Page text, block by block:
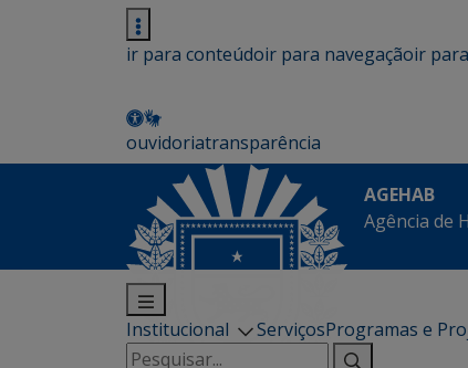
ir para conteúdoir para navegaçãoir
ouvidoriatransparência
AGEHAB
Agência de
Institucional ServiçosProgramas e
Pesquisar